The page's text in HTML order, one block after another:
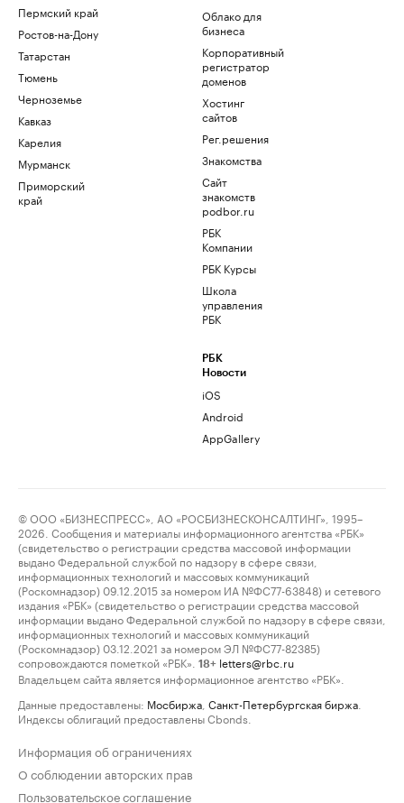
Пермский край
Ростов-на-Дону
Татарстан
Тюмень
Черноземье
Кавказ
Карелия
Мурманск
Приморский
край
Облако для
бизнеса
Корпоративный
регистратор
доменов
Хостинг
сайтов
Рег.решения
Знакомства
Сайт
знакомств
podbor.ru
РБК
Компании
РБК Курсы
Школа
управления
РБК
РБК
Новости
iOS
Android
AppGallery
© ООО «БИЗНЕСПРЕСС», АО «РОСБИЗНЕСКОНСАЛТИНГ», 1995–
2026. Сообщения и материалы информационного агентства «РБК»
(свидетельство о регистрации средства массовой информации
выдано Федеральной службой по надзору в сфере связи,
информационных технологий и массовых коммуникаций
(Роскомнадзор) 09.12.2015 за номером ИА №ФС77-63848) и сетевого
издания «РБК» (свидетельство о регистрации средства массовой
информации выдано Федеральной службой по надзору в сфере связи,
информационных технологий и массовых коммуникаций
(Роскомнадзор) 03.12.2021 за номером ЭЛ №ФС77-82385)
сопровождаются пометкой «РБК».
18+ letters@rbc.ru
Владельцем сайта является информационное агентство «РБК».
Данные предоставлены: Мосбиржа Санкт-Петербургская биржа
Индексы облигаций предоставлены Cbonds.
Информация об ограничениях
О соблюдении авторских прав
Пользовательское соглашение